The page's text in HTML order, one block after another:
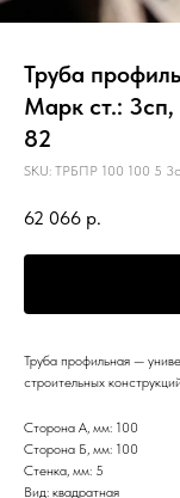
Труба
Марк ст.:
82
SKU: ТРБПР 100 100 5
62 066 р.
Труба профильная —
строительных
Сторона А, мм: 100
Сторона Б, мм: 100
Стенка, мм: 5
Вид: квадратная